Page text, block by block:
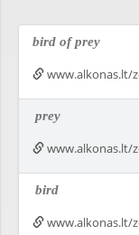
bird of prey
www.alkonas.lt/
prey
www.alkonas.lt/
bird
www.alkonas.lt/